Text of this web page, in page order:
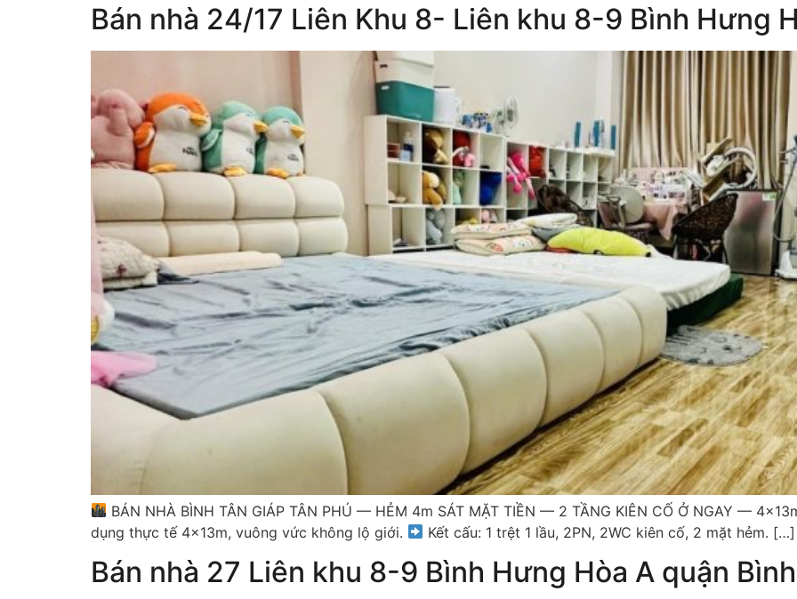
Bán nhà 24/17 Liên Khu 8- Liên khu 8-9 Bình Hưng
BÁN NHÀ BÌNH TÂN GIÁP TÂN PHÚ — HẺM 4m SÁT MẶT TIỀN — 2 TẦNG KIÊN CỐ Ở NGAY —
dụng thực tế 4x13m, vuông vức không lộ giới.
Kết cấu: 1 trệt 1 lầu, 2PN, 2WC kiên cố, 2 mặt hẻm. […]
Bán nhà 27 Liên khu 8-9 Bình Hưng Hòa A quận